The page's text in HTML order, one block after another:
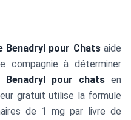
Benadryl pour Chatsaide
compagnie à déterminer
Benadryl pour chats en
gratuit utilise la formule
de 1 mg par livre de